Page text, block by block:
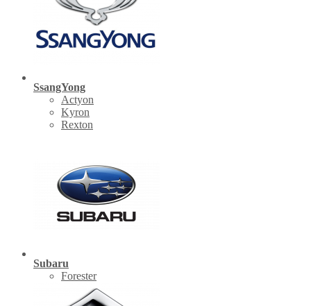
SsangYong
Actyon
Kyron
Rexton
Subaru
Forester